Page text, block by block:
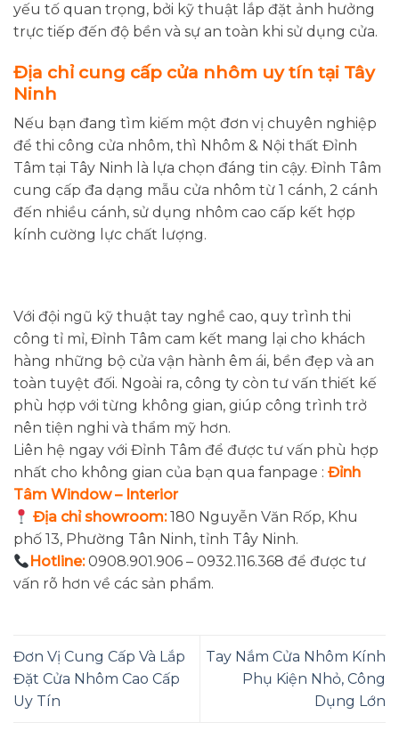
yếu tố quan trọng, bởi kỹ thuật lắp đặt ảnh hưởng
trực tiếp đến độ bền và sự an toàn khi sử dụng cửa.
Địa chỉ cung cấp cửa nhôm uy tín tại Tây
Ninh
Nếu bạn đang tìm kiếm một đơn vị chuyên nghiệp
để thi công cửa nhôm, thì Nhôm & Nội thất Đỉnh
Tâm tại Tây Ninh là lựa chọn đáng tin cậy. Đỉnh Tâm
cung cấp đa dạng mẫu cửa nhôm từ 1 cánh, 2 cánh
đến nhiều cánh, sử dụng nhôm cao cấp kết hợp
kính cường lực chất lượng.
Với đội ngũ kỹ thuật tay nghề cao, quy trình thi
công tỉ mỉ, Đỉnh Tâm cam kết mang lại cho khách
hàng những bộ cửa vận hành êm ái, bền đẹp và an
toàn tuyệt đối. Ngoài ra, công ty còn tư vấn thiết kế
phù hợp với từng không gian, giúp công trình trở
nên tiện nghi và thẩm mỹ hơn.
Liên hệ ngay với Đỉnh Tâm để được tư vấn phù hợp
nhất cho không gian của bạn qua fanpage : Đỉnh
Tâm Window – Interior
Địa chỉ showroom:180 Nguyễn Văn Rốp, Khu
phố 13, Phường Tân Ninh, tỉnh Tây Ninh.
Hotline: 0908.901.906 – 0932.116.368 để được tư
vấn rõ hơn về các sản phẩm.
Đơn Vị Cung Cấp Và Lắp
Đặt Cửa Nhôm Cao Cấp
Uy Tín
Tay Nắm Cửa Nhôm Kính
Phụ Kiện Nhỏ, Công
Dụng Lớn